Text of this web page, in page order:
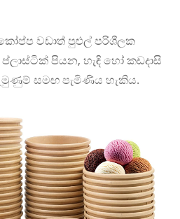
වඩාත් පුළුල් පරිශීලක
ප්ලාස්ටික් පියන, හැඳි හෝ කඩදාසි
සමඟ පැමිණිය හැකිය.